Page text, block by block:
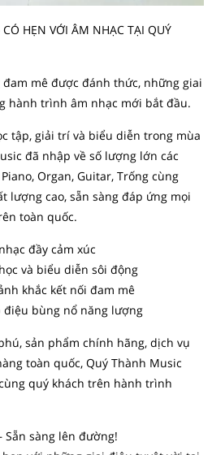
CÓ HẸN VỚI ÂM NHẠC TẠI QUÝ
mê được đánh thức, những giai
hành trình âm nhạc mới bắt đầu.
tập, giải trí và biểu diễn trong mùa
đã nhập về số lượng lớn các
Organ, Guitar, Trống cùng
lượng cao, sẵn sàng đáp ứng mọi
toàn quốc.
đầy cảm xúc
và biểu diễn sôi động
khắc kết nối đam mê
điệu bùng nổ năng lượng
sản phẩm chính hãng, dịch vụ
toàn quốc, Quý Thành Music
quý khách trên hành trình
Sẵn sàng lên đường!